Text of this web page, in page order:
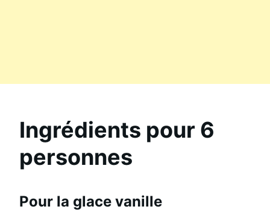
Ingrédients pour 6
personnes
Pour la glace vanille